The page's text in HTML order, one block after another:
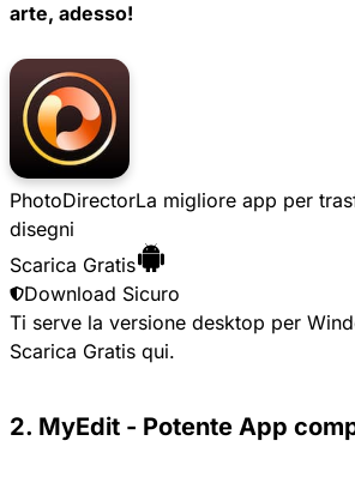
arte, adesso!
PhotoDirectorLa migliore app per
disegni
Scarica Gratis
Download Sicuro
Ti serve la versione desktop per
Scarica Gratis qui.
2. MyEdit - Potente App